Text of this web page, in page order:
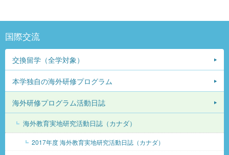
国際交流
交換留学（全学対象）
本学独自の海外研修プログラム
海外研修プログラム活動日誌
海外教育実地研究活動日誌（カナダ）
2017年度 海外教育実地研究活動日誌（カナダ）